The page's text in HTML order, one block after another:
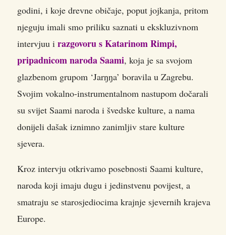
godini, i koje drevne običaje, poput jojkanja, pritom
njeguju imali smo priliku saznati u ekskluzivnom
intervjuu i razgovoru s Katarinom Rimpi,
pripadnicom naroda Saami, koja je sa svojom
glazbenom grupom ‘Jarŋŋa’ boravila u Zagrebu.
Svojim vokalno-instrumentalnom nastupom dočarali
su svijet Saami naroda i švedske kulture, a nama
donijeli dašak iznimno zanimljiv stare kulture
sjevera.
Kroz intervju otkrivamo posebnosti Saami kulture,
naroda koji imaju dugu i jedinstvenu povijest, a
smatraju se starosjediocima krajnje sjevernih krajeva
Europe.